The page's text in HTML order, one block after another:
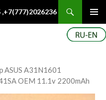
ASUS A31N1601
OEM 11.1v 2200mAh